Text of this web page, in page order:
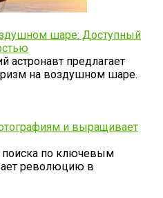
шаре: Доступный
астронавт предлагает
на воздушном шаре.
и выращивает
поиска по ключевым
революцию в